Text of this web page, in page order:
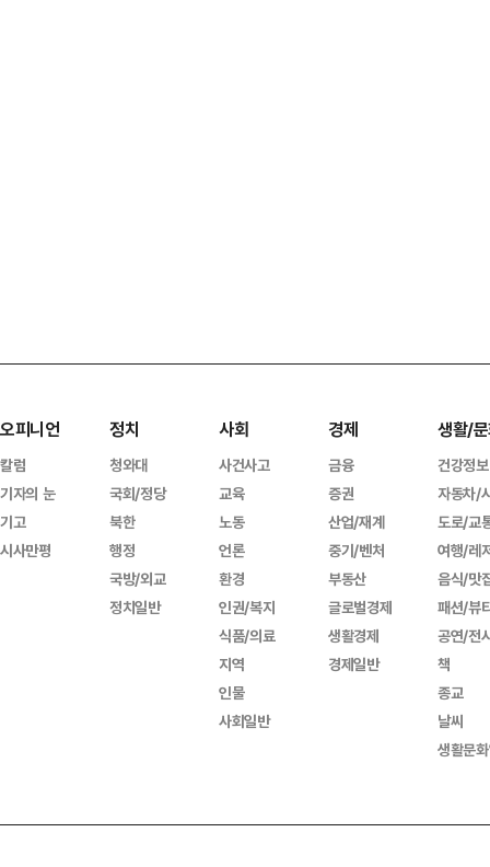
오피니언
칼럼
기자의 눈
기고
시사만평
정치
청와대
국회/정당
북한
행정
국방/외교
정치일반
사회
사건사고
교육
노동
언론
환경
인권/복지
식품/의료
지역
인물
사회일반
경제
금융
증권
산업/재계
중기/벤처
부동산
글로벌경제
생활경제
경제일반
생활/
건강정보
자동차/
도로/교
여행/레
음식/맛
패션/뷰
공연/전
책
종교
날씨
생활문